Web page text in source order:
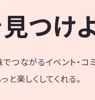
つけ
つながるイベント・コミ
楽しくしてくれる。